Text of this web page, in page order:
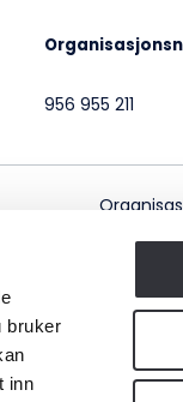
bruker
inn
956 955 211